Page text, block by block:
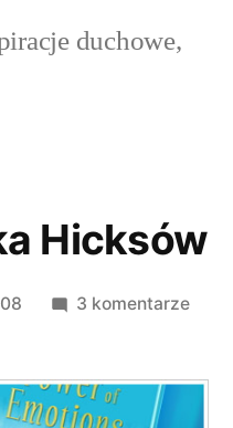
duchowe,
Hicksów
3 komentarzedo